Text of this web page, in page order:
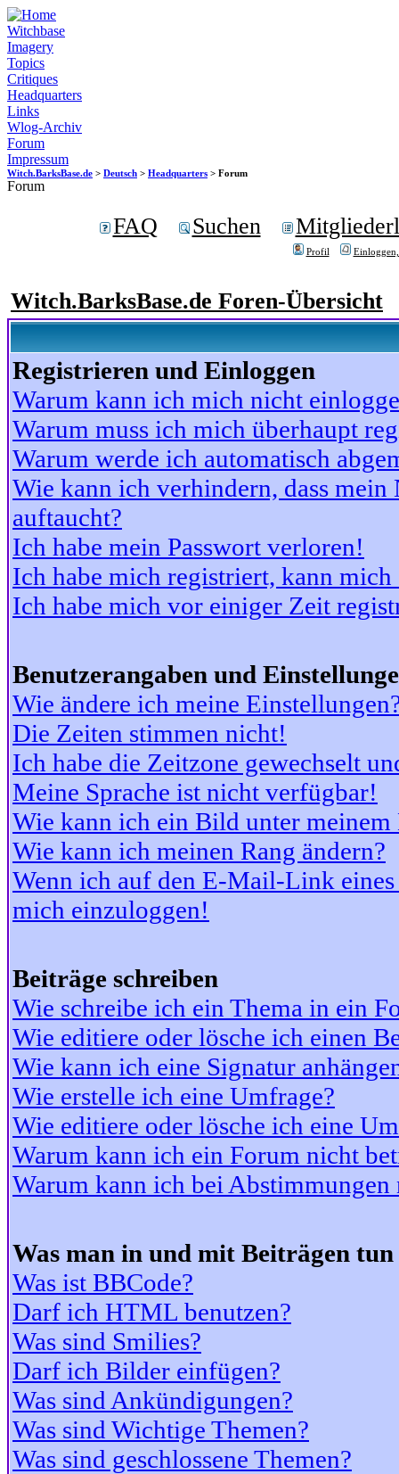
Witchbase
Imagery
Topics
Critiques
Headquarters
Links
Wlog-Archiv
Forum
Impressum
Witch.BarksBase.de > Deutsch > Headquarters > Forum
Forum
FAQ Suchen
Profil
Witch.BarksBase.de Foren-Übersicht
Registrieren und Einloggen
Warum kann ich mich nicht
Warum muss ich mich überhaupt
Warum werde ich automatisch
Wie kann ich verhindern, dass
auftaucht?
Ich habe mein Passwort verloren!
Ich habe mich registriert, kann
Ich habe mich vor einiger Zeit
Benutzerangaben und
Wie ändere ich meine
Die Zeiten stimmen nicht!
Ich habe die Zeitzone gewechselt
Meine Sprache ist nicht verfügbar!
Wie kann ich ein Bild unter meinem
Wie kann ich meinen Rang ändern?
Wenn ich auf den E-Mail-Link
mich einzuloggen!
Beiträge schreiben
Wie schreibe ich ein Thema in ein
Wie editiere oder lösche ich einen
Wie kann ich eine Signatur
Wie erstelle ich eine Umfrage?
Wie editiere oder lösche ich eine
Warum kann ich ein Forum nicht
Warum kann ich bei
Was man in und mit Beiträgen
Was ist BBCode?
Darf ich HTML benutzen?
Was sind Smilies?
Darf ich Bilder einfügen?
Was sind Ankündigungen?
Was sind Wichtige Themen?
Was sind geschlossene Themen?